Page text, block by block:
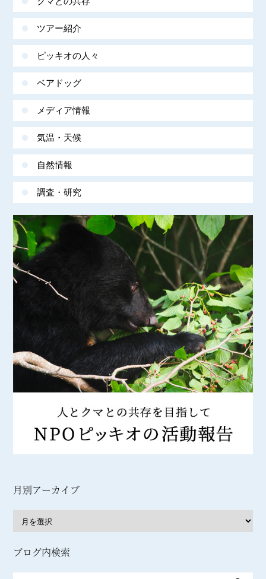
ツアー紹介
ピッキオの人々
ベアドッグ
メディア情報
気温・天候
自然情報
調査・研究
月別アーカイブ
ブログ内検索